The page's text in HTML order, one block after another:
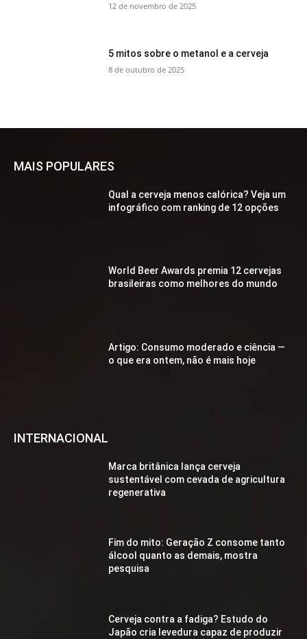
12 de novembro de 2025
5 mitos sobre o metanol e a cerveja
8 de outubro de 2025
MAIS POPULARES
Qual a cerveja menos calórica? Veja um
infográfico com ranking de 12 opções
World Beer Awards premia 12 cervejas
brasileiras como melhores do mundo
Artigo: Consumo moderado e ciência —
o que era ontem, não é mais hoje
INTERNACIONAL
Marca britânica lança cerveja
sustentável com cevada de agricultura
regenerativa
Fim do mito: Geração Z consome tanto
álcool quanto as demais, mostra
pesquisa
Cerveja contra a fadiga? Estudo do
Japão cria levedura capaz de produzir